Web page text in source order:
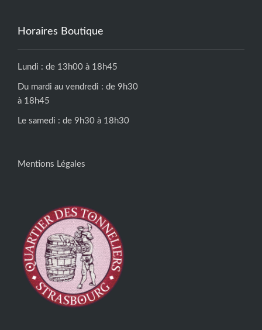
Horaires Boutique
Lundi : de 13h00 à 18h45
Du mardi au vendredi : de 9h30
à 18h45
Le samedi : de 9h30 à 18h30
Mentions Légales